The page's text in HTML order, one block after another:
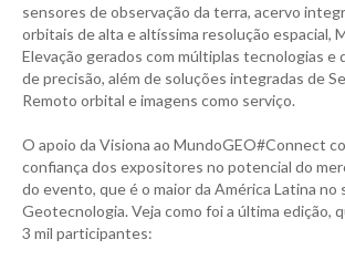
sensores de observação da terra, acervo
orbitais de alta e altíssima resolução espacial,
Elevação gerados com múltiplas tecnologias e
de precisão, além de soluções integradas de
Remoto orbital e imagens como serviço.
O apoio da Visiona ao MundoGEO#Connect
confiança dos expositores no potencial do
do evento, que é o maior da América Latina no
Geotecnologia. Veja como foi a última edição,
3 mil participantes: